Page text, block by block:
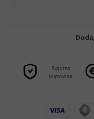
Sigurna
kupovina